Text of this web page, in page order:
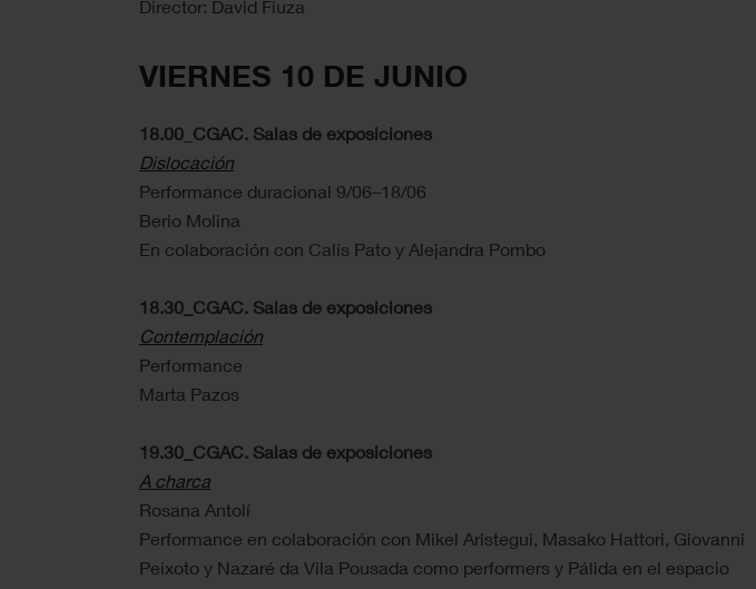
Director: David Fiuza
VIERNES 10 DE JUNIO
18.00 CGAC. Salas de exposiciones
Dislocación
Performance duracional 9/06–18/06
Berio Molina
En colaboración con Calís Pato y Alejandra Pombo
18.30_CGAC. Salas de exposiciones
Contemplación
Performance
Marta Pazos
19.30_CGAC. Salas de exposiciones
A charca
Rosana Antolí
Performance en colaboración con Mikel Aristegui, Masako Hattori, Giovanni
Peixoto y Nazaré da Vila Pousada como performers y Pálida en el espacio